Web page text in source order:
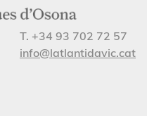
T. +34 93 702 72 57
info@latlantidavic.cat